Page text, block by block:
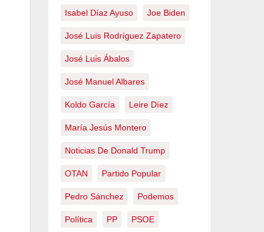
Isabel Díaz Ayuso Joe Biden
José Luis Rodríguez Zapatero
José Luis Ábalos
José Manuel Albares
Koldo García Leire Díez
María Jesús Montero
Noticias De Donald Trump
OTAN Partido Popular
Pedro Sánchez Podemos
Política PP PSOE